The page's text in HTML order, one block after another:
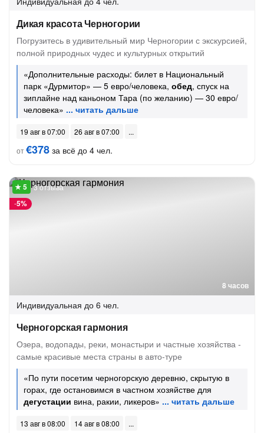
Дикая красота Черногории
Погрузитесь в удивительный мир Черногории с экскурсией,
полной природных чудес и культурных открытий
«Дополнительные расходы: билет в Национальный
парк «Дурмитор» — 5 евро/человека, обед, спуск на
зиплайне над каньоном Тара (по желанию) — 30 евро/
человека»
19 авг в 07:00
26 авг в 07:00
от€378 за всё до 4 чел.
8 часов
-5%
3 отзыва
Индивидуальная до 6 чел.
Черногорская гармония
Озера, водопады, реки, монастыри и частные хозяйства -
самые красивые места страны в авто-туре
«По пути посетим черногорскую деревню, скрытую в
горах, где остановимся в частном хозяйстве для
дегустации вина, ракии, ликеров»
13 авг в 08:00
14 авг в 08:00